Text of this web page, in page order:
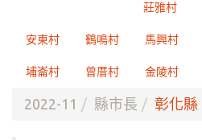
莊雅村
安東村 鶴鳴村 馬興村
埔崙村 曾厝村 金陵村
2022-11 縣市長 彰化縣